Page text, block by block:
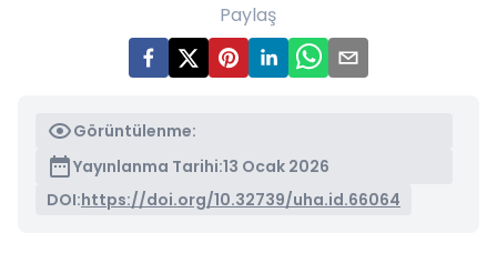
Paylaş
Görüntülenme:
Yayınlanma Tarihi:13 Ocak 2026
DOI:https://doi.org/10.32739/uha.id.66064